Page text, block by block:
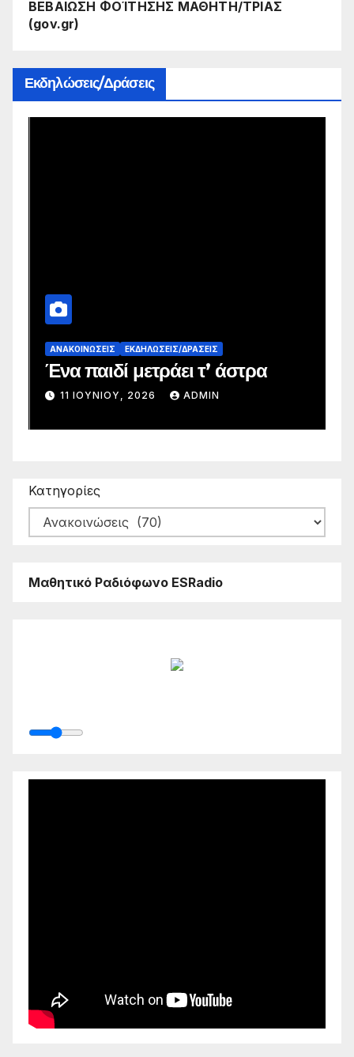
ΒΕΒΑΙΩΣΗ ΦΟΊΤΗΣΗΣ ΜΑΘΗΤΗ/ΤΡΙΑΣ
(gov.gr)
Εκδηλώσεις/Δράσεις
ΑΝΑΚΟΙΝΏΣΕΙΣ ΕΚΔΗΛΏΣΕΙΣ/ΔΡΆΣΕΙΣ
Ένα παιδί μετράει τ’ άστρα
11 ΙΟΥΝΊΟΥ, 2026 ADMIN
Κατηγορίες
Μαθητικό Ραδιόφωνο ESRadio